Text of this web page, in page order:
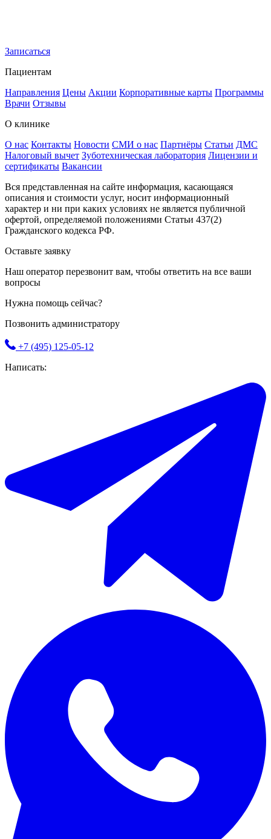
Записаться
Пациентам
Направления Цены Акции Корпоративные карты Программы
Врачи Отзывы
О клинике
О нас Контакты Новости СМИ о нас Партнёры Статьи ДМС
Налоговый вычет Зуботехническая лаборатория Лицензии и
сертификаты Вакансии
Вся представленная на сайте информация, касающаяся
описания и стоимости услуг, носит информационный
характер и ни при каких условиях не является публичной
офертой, определяемой положениями Статьи 437(2)
Гражданского кодекса РФ.
Оставьте заявку
Наш оператор перезвонит вам, чтобы ответить на все ваши
вопросы
Нужна помощь сейчас?
Позвонить администратору
+7 (495) 125-05-12
Написать: